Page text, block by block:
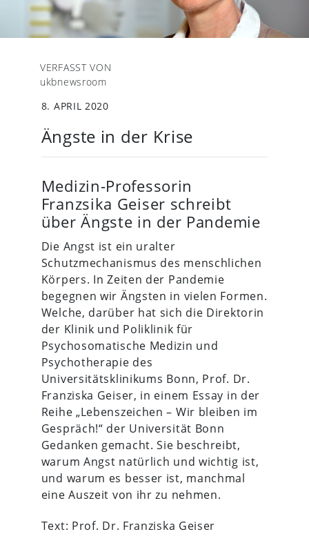
VERFASST VON
ukbnewsroom
8. APRIL 2020
Ängste in der Krise
Medizin-Professorin
Franzsika Geiser schreibt
über Ängste in der Pandemie
Die Angst ist ein uralter
Schutzmechanismus des menschlichen
Körpers. In Zeiten der Pandemie
begegnen wir Ängsten in vielen Formen.
Welche, darüber hat sich die Direktorin
der Klinik und Poliklinik für
Psychosomatische Medizin und
Psychotherapie des
Universitätsklinikums Bonn, Prof. Dr.
Franziska Geiser, in einem Essay in der
Reihe „Lebenszeichen – Wir bleiben im
Gespräch!“ der Universität Bonn
Gedanken gemacht. Sie beschreibt,
warum Angst natürlich und wichtig ist,
und warum es besser ist, manchmal
eine Auszeit von ihr zu nehmen.
Text: Prof. Dr. Franziska Geiser